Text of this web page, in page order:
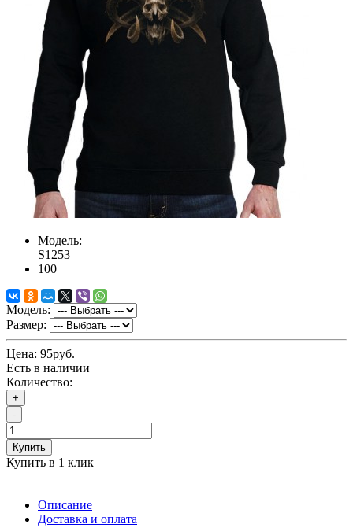
Модель:
S1253
100
Модель:
Размер:
Цена: 95руб.
Есть в наличии
Количество:
+
-
Купить
Купить в 1 клик
Описание
Доставка и оплата